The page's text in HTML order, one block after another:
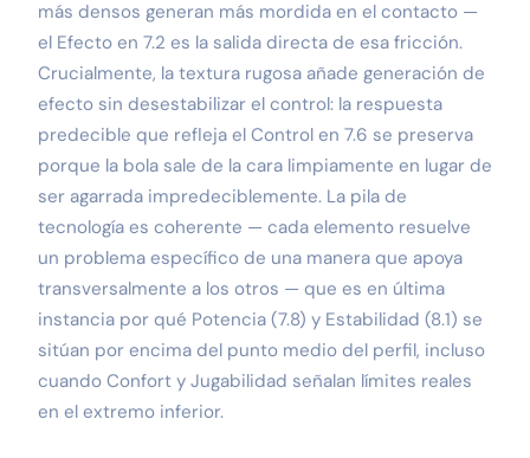
más densos generan más mordida en el contacto —
el Efecto en 7.2 es la salida directa de esa fricción.
Crucialmente, la textura rugosa añade generación de
efecto sin desestabilizar el control: la respuesta
predecible que refleja el Control en 7.6 se preserva
porque la bola sale de la cara limpiamente en lugar de
ser agarrada impredeciblemente. La pila de
tecnología es coherente — cada elemento resuelve
un problema específico de una manera que apoya
transversalmente a los otros — que es en última
instancia por qué Potencia (7.8) y Estabilidad (8.1) se
sitúan por encima del punto medio del perfil, incluso
cuando Confort y Jugabilidad señalan límites reales
en el extremo inferior.